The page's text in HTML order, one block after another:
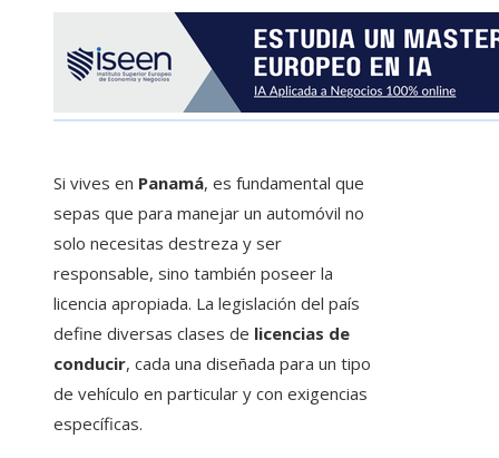
Si vives en Panamá, es fundamental que
sepas que para manejar un automóvil no
solo necesitas destreza y ser
responsable, sino también poseer la
licencia apropiada. La legislación del país
define diversas clases de licencias de
conducir, cada una diseñada para un tipo
de vehículo en particular y con exigencias
específicas.